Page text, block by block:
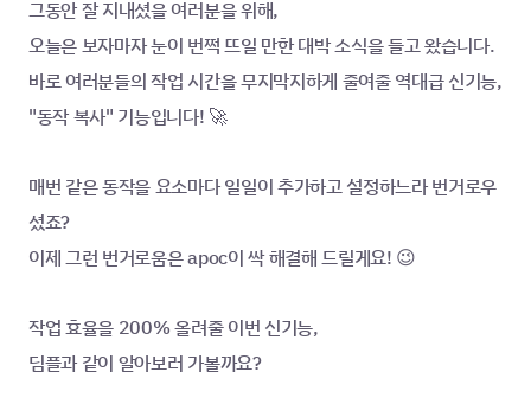
그동안 잘 지내셨을 여러분을 위해,
오늘은 보자마자 눈이 번쩍 뜨일 만한 대박 소식을 들고 왔습니다.
바로 여러분들의 작업 시간을 무지막지하게 줄여줄 역대급 신기능,
"동작 복사" 기능입니다! 🚀
매번 같은 동작을 요소마다 일일이 추가하고 설정하느라 번거로우
셨죠?
이제 그런 번거로움은 apoc이 싹 해결해 드릴게요! 😉
작업 효율을 200% 올려줄 이번 신기능,
딤플과 같이 알아보러 가볼까요?